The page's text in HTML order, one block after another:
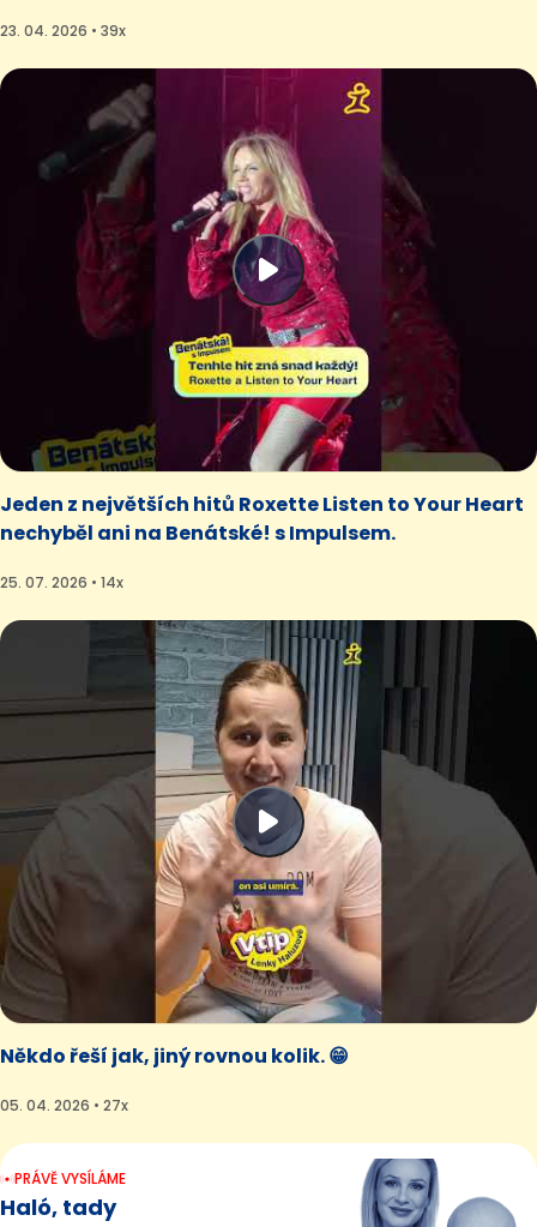
23. 04. 2026 • 39x
Jeden z největších hitů Roxette Listen to Your Heart
nechyběl ani na Benátské! s Impulsem.
25. 07. 2026 • 14x
Někdo řeší jak, jiný rovnou kolik. 😁
05. 04. 2026 • 27x
PRÁVĚ VYSÍLÁME
Haló, tady